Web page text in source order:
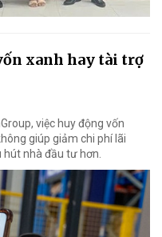
xanh hay tài trợ
việc huy động vốn
giúp giảm chi phí lãi
hút nhà đầu tư hơn.